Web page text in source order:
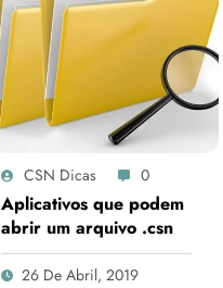
CSN Dicas 0
Aplicativos que podem
abrir um arquivo .csn
26 De Abril, 2019